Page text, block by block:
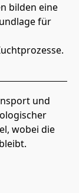
bilden eine
für
und
wobei die